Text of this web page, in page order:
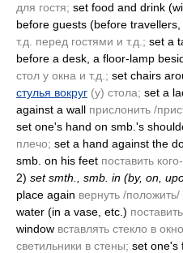
для гостя; set food and drink
before guests (before travellers,
т.д. перед гостями и т.д.; set a
before a desk, a floor-lamp
стол у окна и т.д.; set chairs
стулья вокруг (у) стола; set a
against a wall прислонить /
set one's hand on smb.'s
плечо; set a hand against the
smb. on his feet поставить
2) set smth., smb. in (by, on,
place again вернуть /
water (in a vase, etc.)
window вставлять стекло в
светильники в стены; set one's